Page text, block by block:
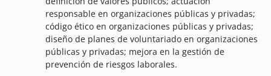
responsable en organizaciones públicas y privadas;
código ético en organizaciones públicas y privadas;
diseño de planes de voluntariado en organizaciones
públicas y privadas; mejora en la gestión de
prevención de riesgos laborales.